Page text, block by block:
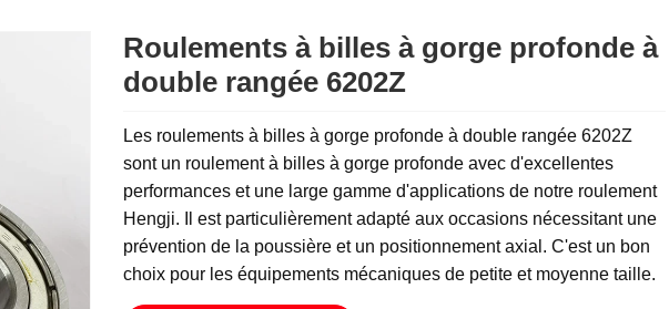
Roulements à billes à gorge profonde à
double rangée 6202Z
Les roulements à billes à gorge profonde à double rangée 6202Z
sont un roulement à billes à gorge profonde avec d'excellentes
performances et une large gamme d'applications de notre roulement
Hengji. Il est particulièrement adapté aux occasions nécessitant une
prévention de la poussière et un positionnement axial. C'est un bon
choix pour les équipements mécaniques de petite et moyenne taille.